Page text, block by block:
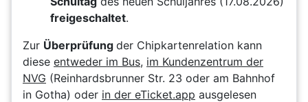
freigeschaltet.
Zur Überprüfung der Chipkartenrelation kann
diese entweder im Bus, im Kundenzentrum der
NVG (Reinhardsbrunner Str. 23 oder am Bahnhof
in Gotha) oder in der eTicket.app ausgelesen